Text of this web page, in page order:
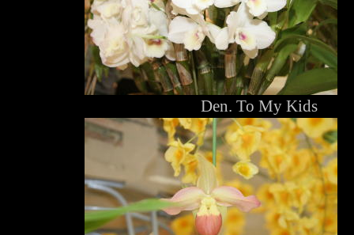
Den. To My Kids